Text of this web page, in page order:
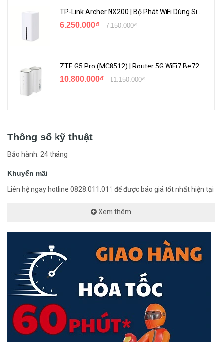
6.250.000₫ 7.150.000₫
10.800.000₫ 11.150.000₫
Thông số kỹ thuật
Bảo hành: 24 tháng
Khuyến mãi
Liên hệ ngay hotline 0828.011.011 để được báo giá tốt nhất hiện tại
Xem thêm